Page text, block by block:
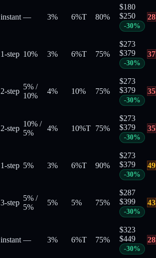
instant — 3% 6%T 80%
$180
$250
-30%
28
1-step 10% 3% 6%T 75%
$273
$379
-30%
37
2-step
5% /
10%
4% 10% 75%
$273
$379
-30%
35
2-step
10% /
5%
4% 10%T 75%
$273
$379
-30%
35
1-step 5% 3% 6%T 90%
$273
$379
-30%
49
3-step
5% /
5%
5% 5% 75%
$287
$399
-30%
43
instant — 3% 6%T 75%
$323
$449
-30%
28